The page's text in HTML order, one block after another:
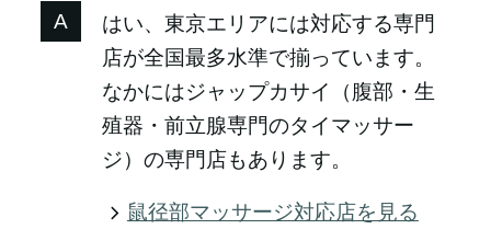
はい、東京エリアには対応する専門
店が全国最多水準で揃っています。
なかにはジャップカサイ（腹部・生
殖器・前立腺専門のタイマッサー
ジ）の専門店もあります。
鼠径部マッサージ対応店を見る